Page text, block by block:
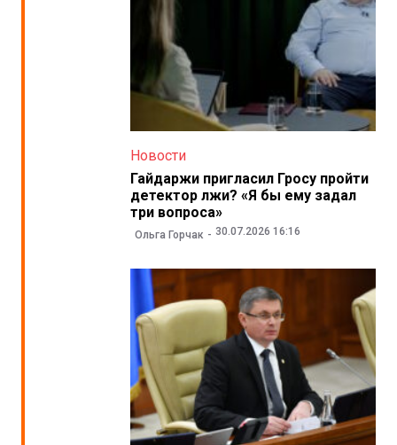
Новости
Гайдаржи пригласил Гросу пройти
детектор лжи? «Я бы ему задал
три вопроса»
Ольга Горчак 30.07.2026 16:16